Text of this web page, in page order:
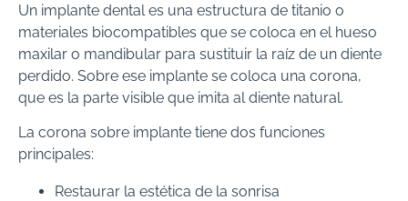
Un implante dental es una estructura de titanio o
materiales biocompatibles que se coloca en el hueso
maxilar o mandibular para sustituir la raíz de un diente
perdido. Sobre ese implante se coloca una corona,
que es la parte visible que imita al diente natural.
La corona sobre implante tiene dos funciones
principales:
Restaurar la estética de la sonrisa